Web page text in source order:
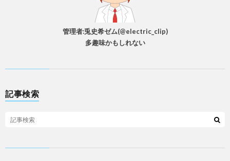
管理者:兎史希ゼム(@electric_clip)
多趣味かもしれない
記事検索